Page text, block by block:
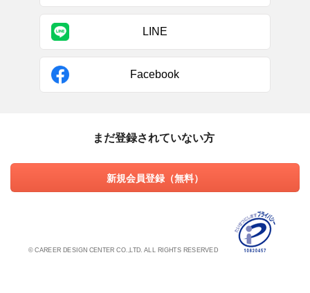
LINE
Facebook
まだ登録されていない方
新規会員登録（無料）
© CAREER DESIGN CENTER CO.,LTD. ALL RIGHTS RESERVED